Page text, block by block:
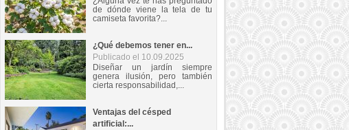
de dónde viene la tela de tu
camiseta favorita?...
¿Qué debemos tener en...
Publicado el 10.09.2025
Diseñar un jardín siempre
genera ilusión, pero también
cierta responsabilidad,...
Ventajas del césped
artificial:...